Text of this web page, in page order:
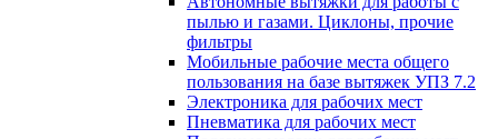
пылью и газами. Циклоны, прочие
фильтры
Мобильные рабочие места общего
пользования на базе вытяжек УПЗ 7.2
Электроника для рабочих мест
Пневматика для рабочих мест